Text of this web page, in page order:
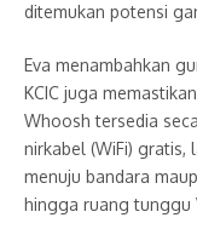
ditemukan potensi
Eva menambahkan
KCIC juga
Whoosh tersedia
nirkabel (WiFi) gratis,
menuju bandara
hingga ruang tunggu